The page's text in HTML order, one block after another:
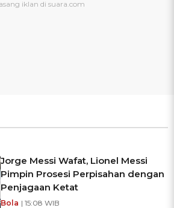
Jorge Messi Wafat, Lionel Messi
Pimpin Prosesi Perpisahan dengan
Penjagaan Ketat
Bola | 15:08 WIB